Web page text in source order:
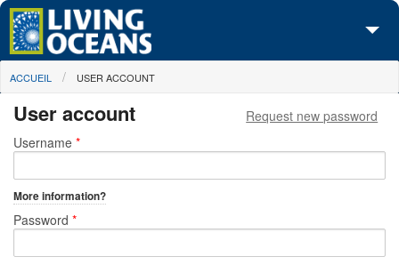
Skip to main content
À propos de nous
Nos campagnes
Les Cartes
You are here
ACCUEIL USER ACCOUNT
User account
Primary tabs
Request new password
Username *
More information?
Password *